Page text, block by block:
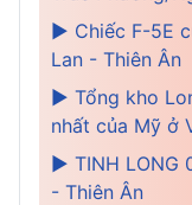
► Chiếc F-5E
Lan - Thiên Ân
► Tổng kho
nhất của Mỹ ở
► TINH LONG
- Thiên Ân